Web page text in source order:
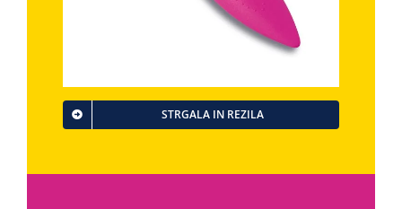
STRGALA IN REZILA